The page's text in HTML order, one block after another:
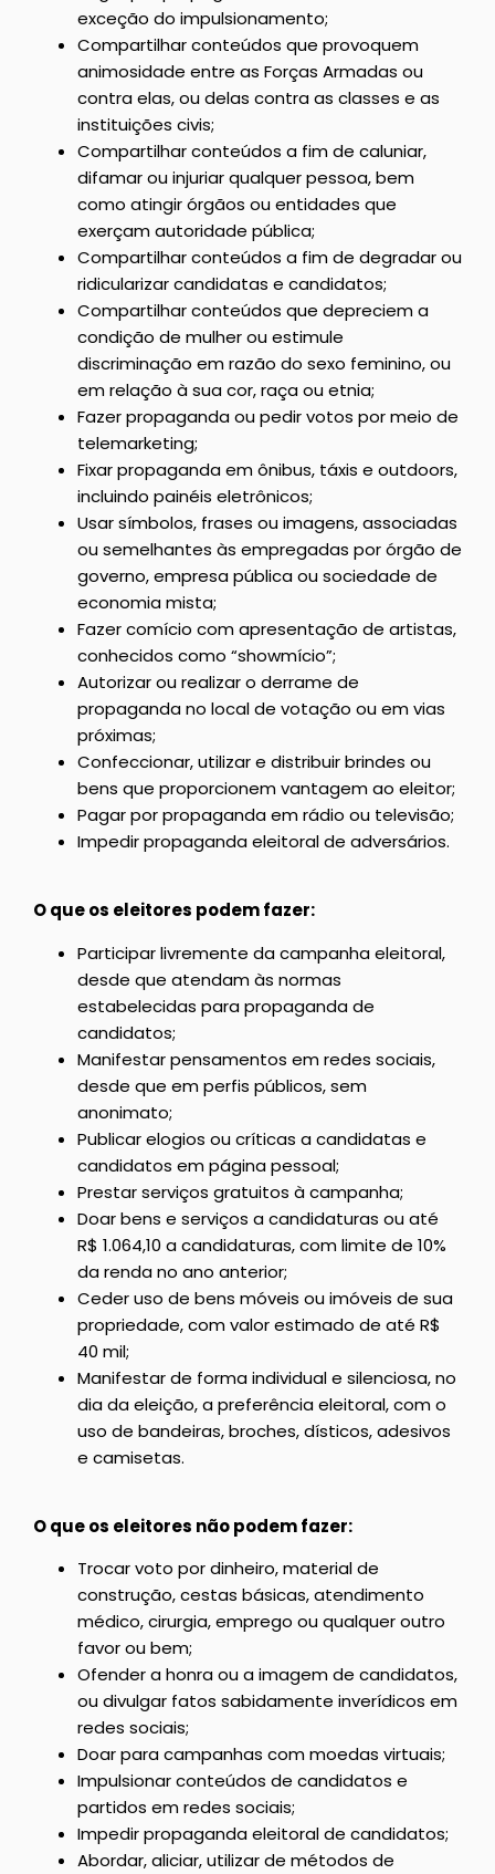
exceção do impulsionamento;
Compartilhar conteúdos que provoquem
animosidade entre as Forças Armadas ou
contra elas, ou delas contra as classes e as
instituições civis;
Compartilhar conteúdos a fim de caluniar,
difamar ou injuriar qualquer pessoa, bem
como atingir órgãos ou entidades que
exerçam autoridade pública;
Compartilhar conteúdos a fim de degradar ou
ridicularizar candidatas e candidatos;
Compartilhar conteúdos que depreciem a
condição de mulher ou estimule
discriminação em razão do sexo feminino, ou
em relação à sua cor, raça ou etnia;
Fazer propaganda ou pedir votos por meio de
telemarketing;
Fixar propaganda em ônibus, táxis e outdoors,
incluindo painéis eletrônicos;
Usar símbolos, frases ou imagens, associadas
ou semelhantes às empregadas por órgão de
governo, empresa pública ou sociedade de
economia mista;
Fazer comício com apresentação de artistas,
conhecidos como “showmício”;
Autorizar ou realizar o derrame de
propaganda no local de votação ou em vias
próximas;
Confeccionar, utilizar e distribuir brindes ou
bens que proporcionem vantagem ao eleitor;
Pagar por propaganda em rádio ou televisão;
Impedir propaganda eleitoral de adversários.
O que os eleitores podem fazer:
Participar livremente da campanha eleitoral,
desde que atendam às normas
estabelecidas para propaganda de
candidatos;
Manifestar pensamentos em redes sociais,
desde que em perfis públicos, sem
anonimato;
Publicar elogios ou críticas a candidatas e
candidatos em página pessoal;
Prestar serviços gratuitos à campanha;
Doar bens e serviços a candidaturas ou até
R$ 1.064,10 a candidaturas, com limite de 10%
da renda no ano anterior;
Ceder uso de bens móveis ou imóveis de sua
propriedade, com valor estimado de até R$
40 mil;
Manifestar de forma individual e silenciosa, no
dia da eleição, a preferência eleitoral, com o
uso de bandeiras, broches, dísticos, adesivos
e camisetas.
O que os eleitores não podem fazer:
Trocar voto por dinheiro, material de
construção, cestas básicas, atendimento
médico, cirurgia, emprego ou qualquer outro
favor ou bem;
Ofender a honra ou a imagem de candidatos,
ou divulgar fatos sabidamente inverídicos em
redes sociais;
Doar para campanhas com moedas virtuais;
Impulsionar conteúdos de candidatos e
partidos em redes sociais;
Impedir propaganda eleitoral de candidatos;
Abordar, aliciar, utilizar de métodos de